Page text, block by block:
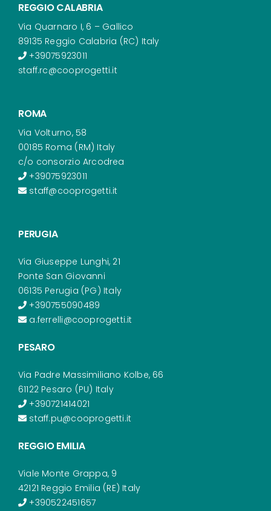
REGGIO CALABRIA
Via Quarnaro I, 6 – Gallico
89135 Reggio Calabria (RC) Italy
+39075923011
staff.rc@cooprogetti.it
ROMA
Via Volturno, 58
00185 Roma (RM) Italy
c/o consorzio Arcodrea
+39075923011
staff@cooprogetti.it
PERUGIA
Via Giuseppe Lunghi, 21
Ponte San Giovanni
06135 Perugia (PG) Italy
+390755090489
a.ferrelli@cooprogetti.it
PESARO
Via Padre Massimiliano Kolbe, 66
61122 Pesaro (PU) Italy
+390721414021
staff.pu@cooprogetti.it
REGGIO EMILIA
Viale Monte Grappa, 9
42121 Reggio Emilia (RE) Italy
+390522451657